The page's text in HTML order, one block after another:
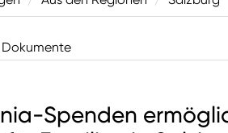
Dokumente
Spenden